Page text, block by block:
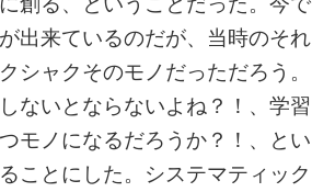
出来ているのだが、当時のそれ
シャクそのモノだっただろう。
ないとならないよね？！、学習
モノになるだろうか？！、とい
ことにした。システマティック